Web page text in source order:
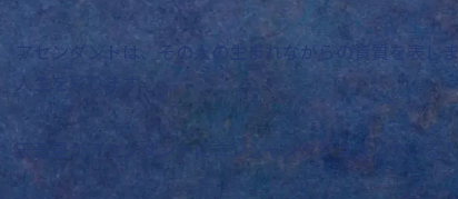
アセンダントは、その人の生まれながらの資質を表
人生を彩ります。
天王星がアセンダントにコンジャンクションしている人